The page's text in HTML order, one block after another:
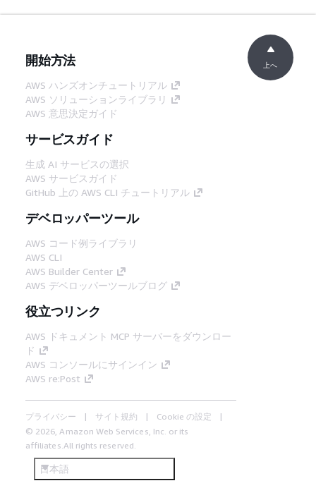
開始方法
AWS ハンズオンチュートリアル
AWS ソリューションライブラリ
AWS 意思決定ガイド
サービスガイド
生成 AI サービスの選択
AWS サービスガイド
GitHub 上の AWS CLI チュートリアル
デベロッパーツール
AWS コード例ライブラリ
AWS CLI
AWS Builder Center
AWS デベロッパーツールブログ
役立つリンク
AWS ドキュメント MCP サーバーをダウンロー
ド
AWS コンソールにサインイン
AWS re:Post
プライバシー サイト規約
Cookie の設定
© 2026, Amazon Web Services, Inc. or its
affiliates.All rights reserved.
日本語
上へ